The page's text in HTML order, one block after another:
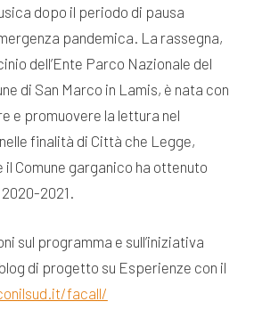
dopo il periodo di pausa
pandemica. La rassegna,
dell’Ente Parco Nazionale del
di San Marco in Lamis, è nata con
e promuovere la lettura nel
finalità di Città che Legge,
Comune garganico ha ottenuto
2021.
sul programma e sull’iniziativa
di progetto su Esperienze con il
facall/